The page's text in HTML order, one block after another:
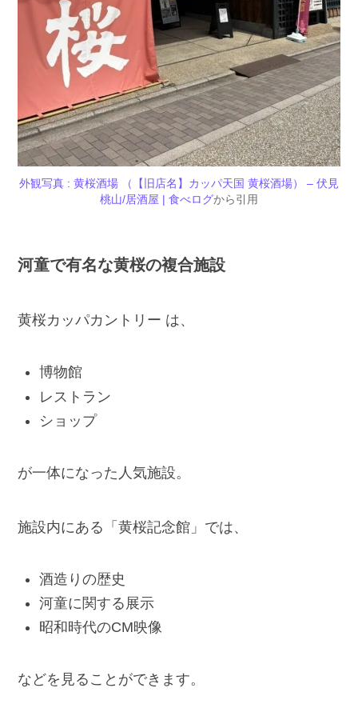
外観写真 : 黄桜酒場 （【旧店名】カッパ天国 黄桜酒場） – 伏見
桃山/居酒屋 | 食べログから引用
河童で有名な黄桜の複合施設
黄桜カッパカントリー は、
博物館
レストラン
ショップ
が一体になった人気施設。
施設内にある「黄桜記念館」では、
酒造りの歴史
河童に関する展示
昭和時代のCM映像
などを見ることができます。